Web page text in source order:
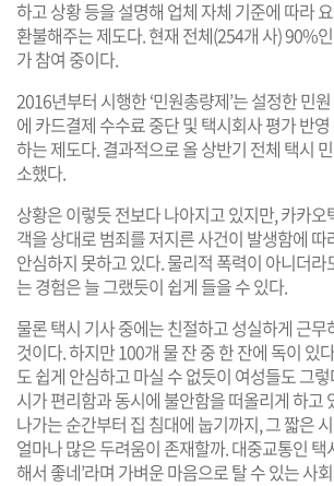
하고 상황 등을 설명해 업체 자체 기준에 따라
환불해주는 제도다. 현재 전체(254개 사) 90%
가 참여 중이다.
2016년부터 시행한 ‘민원총량제’는 설정한 민
에 카드결제 수수료 중단 및 택시회사 평가 반
하는 제도다. 결과적으로 올 상반기 전체 택시
소했다.
상황은 이렇듯 전보다 나아지고 있지만, 카카오
객을 상대로 범죄를 저지른 사건이 발생함에 따
안심하지 못하고 있다. 물리적 폭력이 아니더라
는 경험은 늘 그랬듯이 쉽게 들을 수 있다.
물론 택시 기사 중에는 친절하고 성실하게 근
것이다. 하지만 100개 물 잔 중 한 잔에 독이 있
도 쉽게 안심하고 마실 수 없듯이 여성들도 그
시가 편리함과 동시에 불안함을 떠올리게 하고
나가는 순간부터 집 침대에 눕기까지, 그 짧은
얼마나 많은 두려움이 존재할까. 대중교통인 택
해서 좋네’라며 가벼운 마음으로 탈 수 있는 사